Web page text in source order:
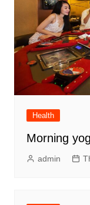
Health
Morning
admin